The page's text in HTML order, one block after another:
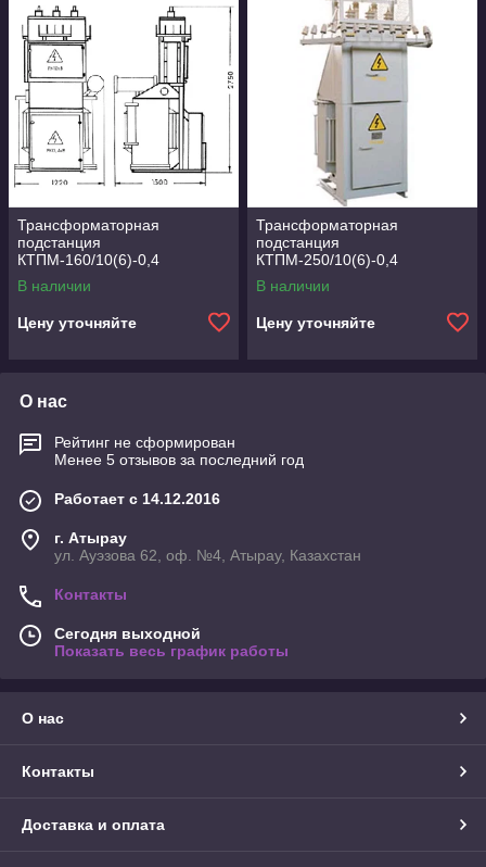
Трансформаторная
подстанция
КТПМ-160/10(6)-0,4
В наличии
Цену уточняйте
Трансформаторная
подстанция
КТПМ-250/10(6)-0,4
В наличии
Цену уточняйте
О нас
Рейтинг не сформирован
Менее 5 отзывов за последний год
Работает с 14.12.2016
г. Атырау
ул. Ауэзова 62, оф. №4, Атырау, Казахстан
Контакты
Сегодня выходной
Показать весь график работы
О нас
Контакты
Доставка и оплата